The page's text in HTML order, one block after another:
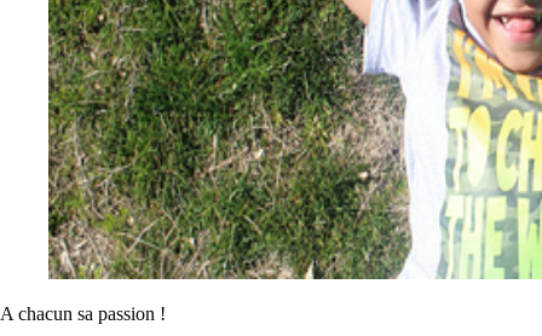
A chacun sa passion !